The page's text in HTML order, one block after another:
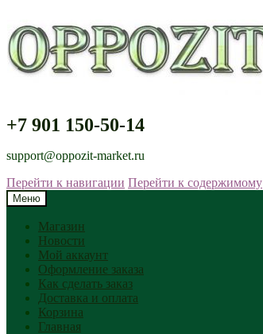
+7 901 150-50-14
support@oppozit-market.ru
Перейти к навигации Перейти к содержимому
Меню
Магазин
Новости
Мой аккаунт
Оформление заказа
Как сделать заказ
Доставка и оплата
Корзина
Главная